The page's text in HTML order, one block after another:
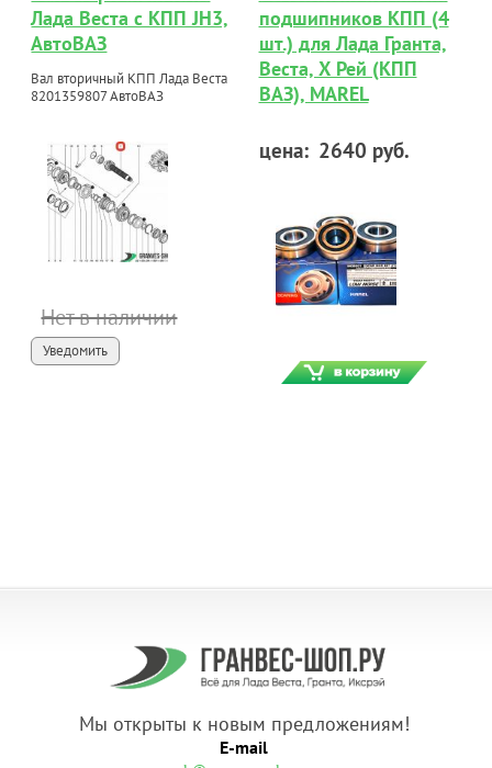
Лада Веста с КПП JH3,
АвтоВАЗ
Вал вторичный КПП Лада Веста
8201359807 АвтоВАЗ
Нет в наличии
Уведомить
подшипников КПП (4
шт.) для Лада Гранта,
Веста, Х Рей (КПП
ВАЗ), MAREL
цена: 2640 руб.
Мы открыты к новым предложениям!
E-mail